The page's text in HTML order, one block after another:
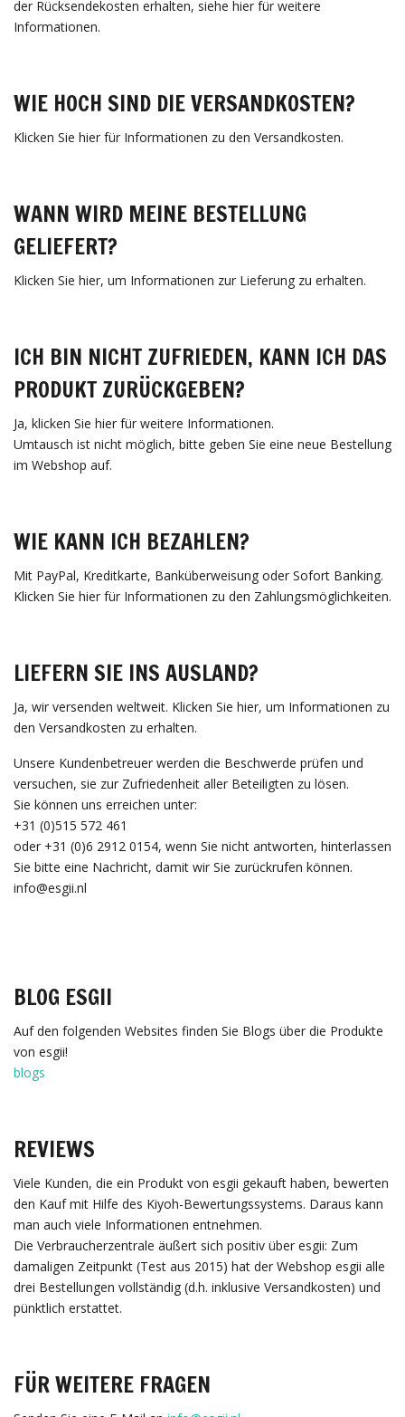
der Rücksendekosten erhalten, siehe hier für weitere
Informationen.
WIE HOCH SIND DIE VERSANDKOSTEN?
Klicken Sie hier für Informationen zu den Versandkosten.
WANN WIRD MEINE BESTELLUNG
GELIEFERT?
Klicken Sie hier, um Informationen zur Lieferung zu erhalten.
ICH BIN NICHT ZUFRIEDEN, KANN ICH DAS
PRODUKT ZURÜCKGEBEN?
Ja, klicken Sie hier für weitere Informationen.
Umtausch ist nicht möglich, bitte geben Sie eine neue Bestellung
im Webshop auf.
WIE KANN ICH BEZAHLEN?
Mit PayPal, Kreditkarte, Banküberweisung oder Sofort Banking.
Klicken Sie hier für Informationen zu den Zahlungsmöglichkeiten.
LIEFERN SIE INS AUSLAND?
Ja, wir versenden weltweit. Klicken Sie hier, um Informationen zu
den Versandkosten zu erhalten.
Unsere Kundenbetreuer werden die Beschwerde prüfen und
versuchen, sie zur Zufriedenheit aller Beteiligten zu lösen.
Sie können uns erreichen unter:
+31 (0)515 572 461
oder +31 (0)6 2912 0154, wenn Sie nicht antworten, hinterlassen
Sie bitte eine Nachricht, damit wir Sie zurückrufen können.
info@esgii.nl
BLOG ESGII
Auf den folgenden Websites finden Sie Blogs über die Produkte
von esgii!
blogs
REVIEWS
Viele Kunden, die ein Produkt von esgii gekauft haben, bewerten
den Kauf mit Hilfe des Kiyoh-Bewertungssystems. Daraus kann
man auch viele Informationen entnehmen.
Die Verbraucherzentrale äußert sich positiv über esgii: Zum
damaligen Zeitpunkt (Test aus 2015) hat der Webshop esgii alle
drei Bestellungen vollständig (d.h. inklusive Versandkosten) und
pünktlich erstattet.
FÜR WEITERE FRAGEN